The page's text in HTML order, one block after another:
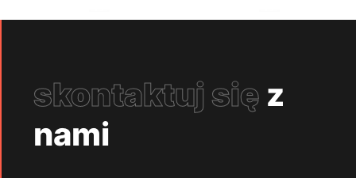
skontaktuj się z
nami